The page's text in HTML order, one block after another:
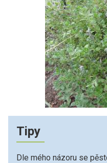
Tipy
Dle mého názoru se